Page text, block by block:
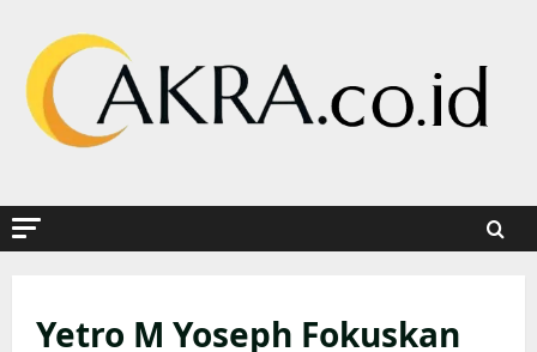
content
Yetro M Yoseph Fokuskan